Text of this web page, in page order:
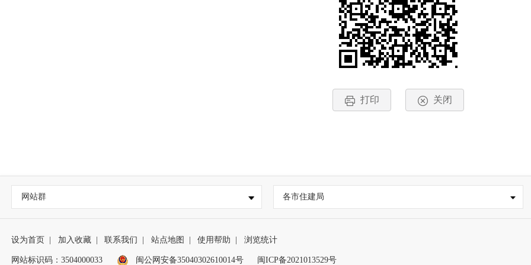
打印 关闭
网站群 各市住建局
设为首页 加入收藏 联系我们 站点地图 使用帮助 浏览统计
网站标识码：3504000033 闽公网安备35040302610014号 闽ICP备2021013529号